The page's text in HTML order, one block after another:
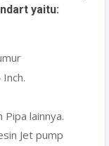
yaitu:
lainnya.
Jet pump